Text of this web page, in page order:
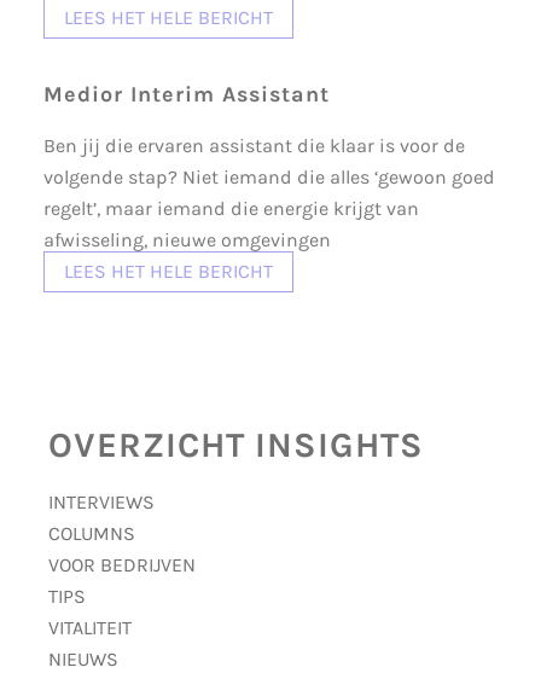
LEES HET HELE BERICHT
Medior Interim Assistant
Ben jij die ervaren assistant die klaar is voor de
volgende stap? Niet iemand die alles ‘gewoon goed
regelt’, maar iemand die energie krijgt van
afwisseling, nieuwe omgevingen
LEES HET HELE BERICHT
OVERZICHT INSIGHTS
INTERVIEWS
COLUMNS
VOOR BEDRIJVEN
TIPS
VITALITEIT
NIEUWS